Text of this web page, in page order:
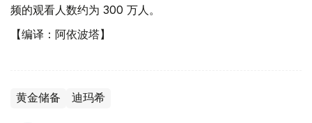
频的观看人数约为 300 万人。
【编译：阿依波塔】
黄金储备 迪玛希